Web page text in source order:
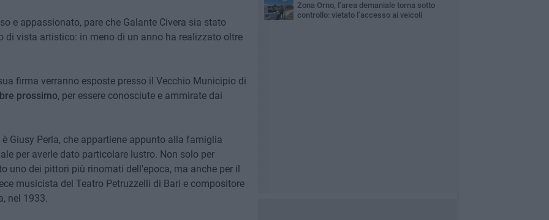
e appassionato, pare che Galante Civera sia stato
vista artistico: in meno di un anno ha realizzato oltre
firma verranno esposte presso il Vecchio Municipio di
prossimo, per essere conosciute e ammirate dai
Giusy Perla, che appartiene appunto alla famiglia
per averle dato particolare lustro. Non solo per
uno dei pittori più rinomati dell'epoca, ma anche per il
musicista del Teatro Petruzzelli di Bari e compositore
nel 1933.
Zona Orno, l’area demaniale torna sotto
controllo: vietato l’accesso ai veicoli